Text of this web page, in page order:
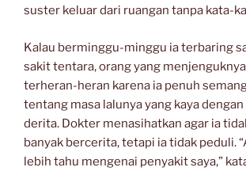
suster keluar dari ruangan tanpa kata-
Kalau berminggu-minggu ia terbaring
sakit tentara, orang yang
terheran-heran karena ia penuh
tentang masa lalunya yang kaya
derita. Dokter menasihatkan agar ia
banyak bercerita, tetapi ia tidak peduli.
lebih tahu mengenai penyakit saya,”